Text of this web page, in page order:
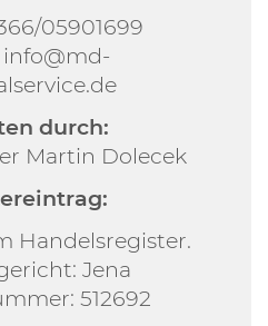
05901699
info@md-
durch:
Martin Dolecek
Handelsregister.
Jena
512692